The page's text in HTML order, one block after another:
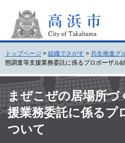
頭
。
飛
て
本
文
トップページ > 組織でさがす > 共生推進グ
態調査等支援業務委託に係るプロポーザル
文 まぜこぜの居場所づ
援業務委託に係るプ
ついて